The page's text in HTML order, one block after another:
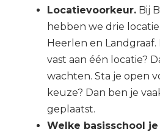
Locatievoorkeur. Bij
hebben we drie
Heerlen en Landgraaf.
vast aan één locatie?
wachten. Sta je open
keuze? Dan ben je
geplaatst.
Welke basisschool